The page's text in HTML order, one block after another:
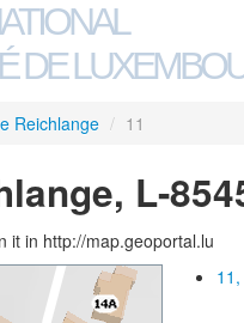
DE
Reichlange / 11
L-
it in http://map.geoportal.lu